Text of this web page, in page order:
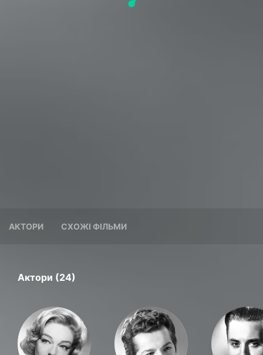
АКТОРИ СХОЖІ ФІЛЬМИ
Актори (24)